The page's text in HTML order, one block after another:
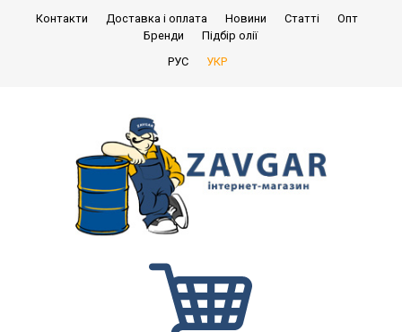
Контакти Доставка і оплата Новини Статті
Опт
Бренди
Підбір олії
РУС
УКР